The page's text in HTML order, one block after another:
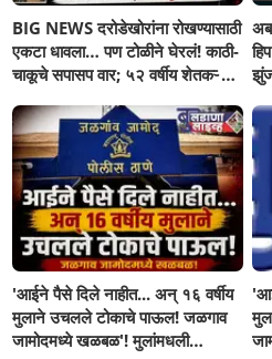
BIG NEWS दरोडेखोरांना रोखण्यासाठी
एकटा धावला… पण टोळीने घेरलं! काठी-
चाकूचे सपासप वार; ५२ वर्षीय शेतकऱ्याचा
'आईने पैसे दिले नाहीत... अन् १६ वर्षीय
मुलाने उचलले टोकाचे पाऊल! जळगाव
जामोदमध्ये खळबळ'! मुलांमधली